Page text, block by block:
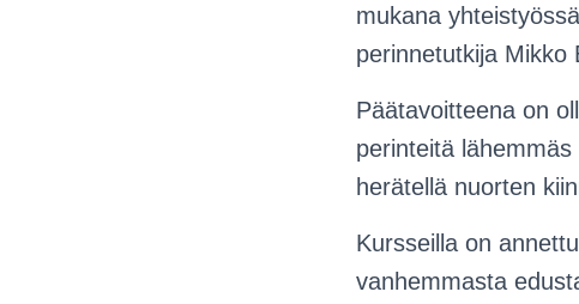
mukana
perinnetutkija Mikko
Päätavoitteena on
perinteitä
herätellä nuorten
Kursseilla on
vanhemmasta